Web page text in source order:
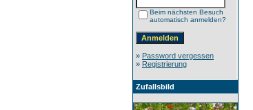
Beim nächsten Besuch
automatisch anmelden?
» Password vergessen
» Registrierung
Zufallsbild